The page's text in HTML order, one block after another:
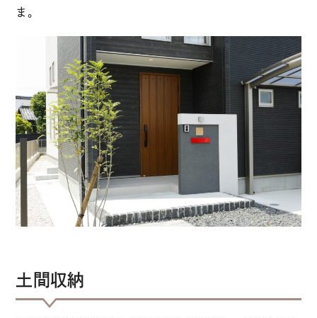
ま。
土間収納